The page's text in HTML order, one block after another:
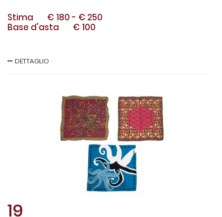
Stima € 180 - € 250
Base d'asta
€ 100
DETTAGLIO
19